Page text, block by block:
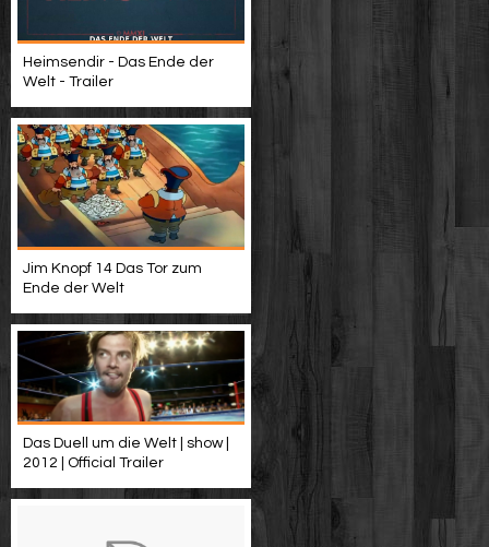
Heimsendir - Das Ende der
Welt - Trailer
Jim Knopf 14 Das Tor zum
Ende der Welt
Das Duell um die Welt | show |
2012 | Official Trailer